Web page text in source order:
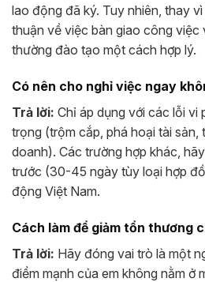
lao động đã ký. Tuy nhiên, thay
thuận về việc bàn giao công việc
thường đào tạo một cách hợp lý.
Có nên cho nghỉ việc ngay
Trả lời: Chỉ áp dụng với các lỗi vi
trọng (trộm cắp, phá hoại tài sản,
doanh). Các trường hợp khác,
trước (30-45 ngày tùy loại hợp
động Việt Nam.
Cách làm để giảm tổn thương
Trả lời: Hãy đóng vai trò là một
điểm mạnh của em không nằm ở